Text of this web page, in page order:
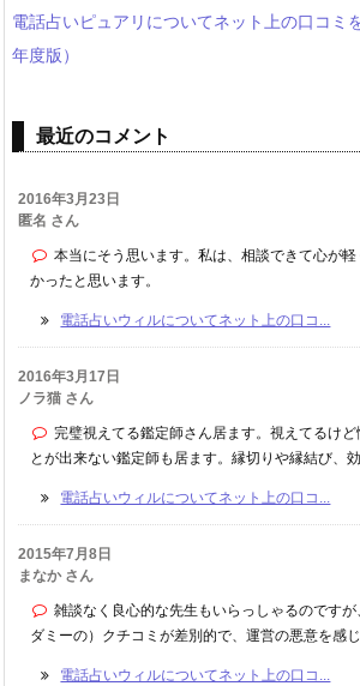
電話占いピュアリについてネット上の口コミ
年度版）
最近のコメント
2016年3月23日
匿名 さん
本当にそう思います。私は、相談できて心が
かったと思います。
電話占いウィルについてネット上の口コ...
2016年3月17日
ノラ猫 さん
完璧視えてる鑑定師さん居ます。視えてるけ
とが出来ない鑑定師も居ます。縁切りや縁結び、
電話占いウィルについてネット上の口コ...
2015年7月8日
まなか さん
雑談なく良心的な先生もいらっしゃるのです
ダミーの）クチコミが差別的で、運営の悪意を感
電話占いウィルについてネット上の口コ...